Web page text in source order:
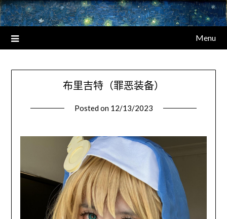
Menu
布里吉特（罪恶装备）
Posted on 12/13/2023